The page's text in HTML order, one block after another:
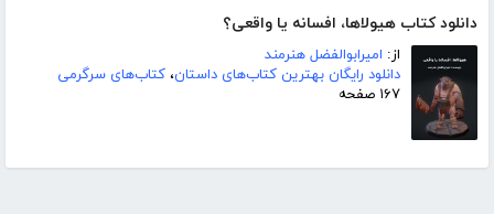
دانلود کتاب هیولاها، افسانه یا واقعی؟
از: امیرابوالفضل هنرمند
دانلود رایگان بهترین کتاب‌های داستان، کتاب‌های سرگرمی
۱۶۷ صفحه